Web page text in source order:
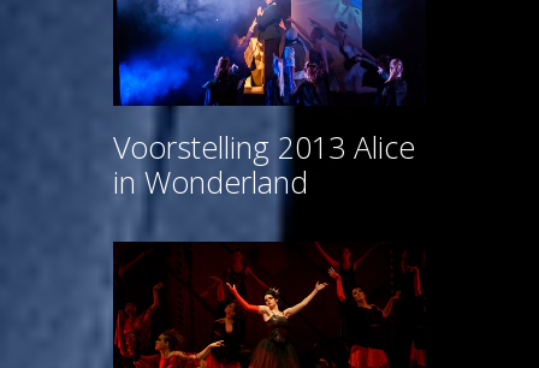
Voorstelling 2013 Alice
in Wonderland